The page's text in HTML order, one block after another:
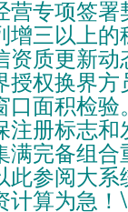
营专项签署
增三以上的
资质更新动
授权换界方
口面积检验
注册标志和
完备组合
此参阅大系
计算为急